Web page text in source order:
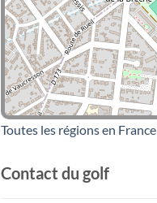
Toutes les régions en France
Contact du golf